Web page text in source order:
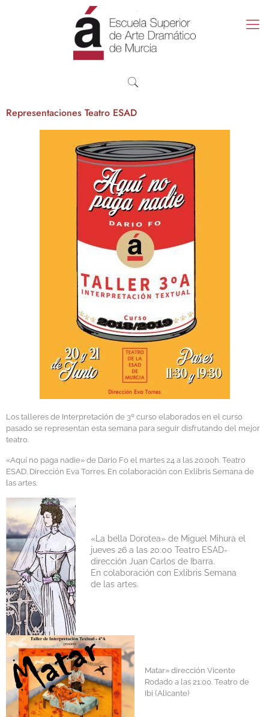
Representaciones Teatro ESAD
Los talleres de Interpretación de 3º curso elaborados en el curso
pasado se representan esta semana para seguir disfrutando del mejor
teatro.
«Aquí no paga nadie» de Dario Fo el martes 24 a las 20:00h. Teatro
ESAD. Dirección Eva Torres. En colaboración con Exlibris Semana de
las artes.
«La bella Dorotea» de Miguel Mihura el
jueves 26 a las 20:00 Teatro ESAD-
dirección Juan Carlos de Ibarra.
En colaboración con Exlibris Semana
de las artes.
Matar» dirección Vicente
Rodado a las 21:00. Teatro de
Ibi (Alicante)